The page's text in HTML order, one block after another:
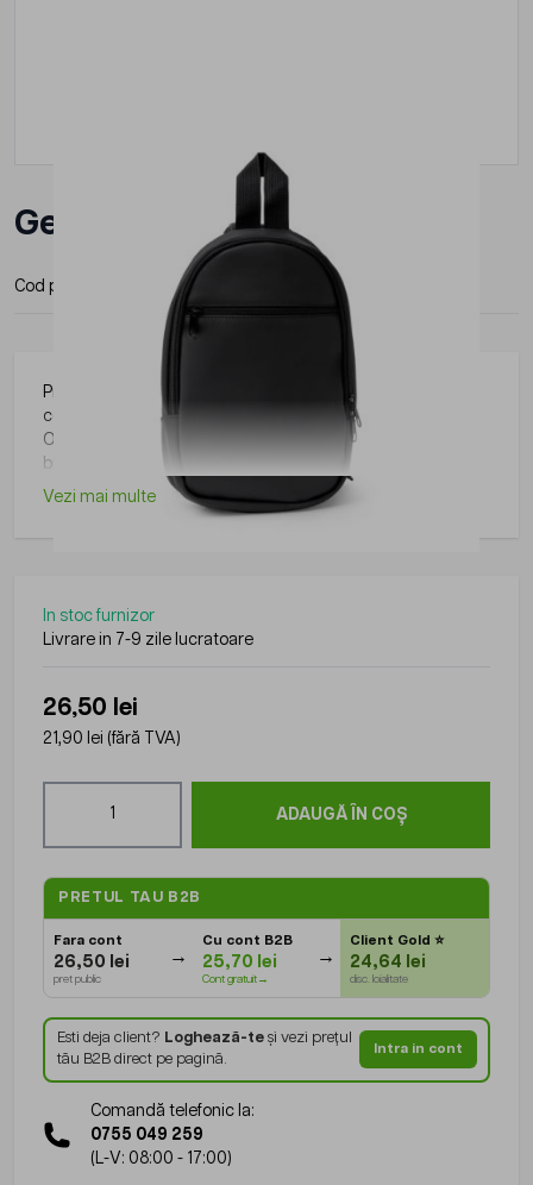
Geanta Roly Gibons
Cod produs: BO1609S102 Roly
Produs din gama Roly, practic si usor de folosit in diverse
contexte.
O solutie simpla si eficienta pentru a creste vizibilitatea
brandului.
Vezi mai multe
In stoc furnizor
Livrare in 7-9 zile lucratoare
26,50 lei
21,90 lei (fără TVA)
ADAUGĂ ÎN COȘ
PRETUL TAU B2B
Fara cont
26,50 lei
pret public
Cu cont B2B
25,70 lei
Cont gratuit→
Client Gold⭐
24,64 lei
disc. loialitate
Esti deja client? Loghează-teși vezi prețul
tău B2B direct pe pagină.
Intra in cont
Comandă telefonic la:
0755 049 259
(L-V: 08:00 - 17:00)